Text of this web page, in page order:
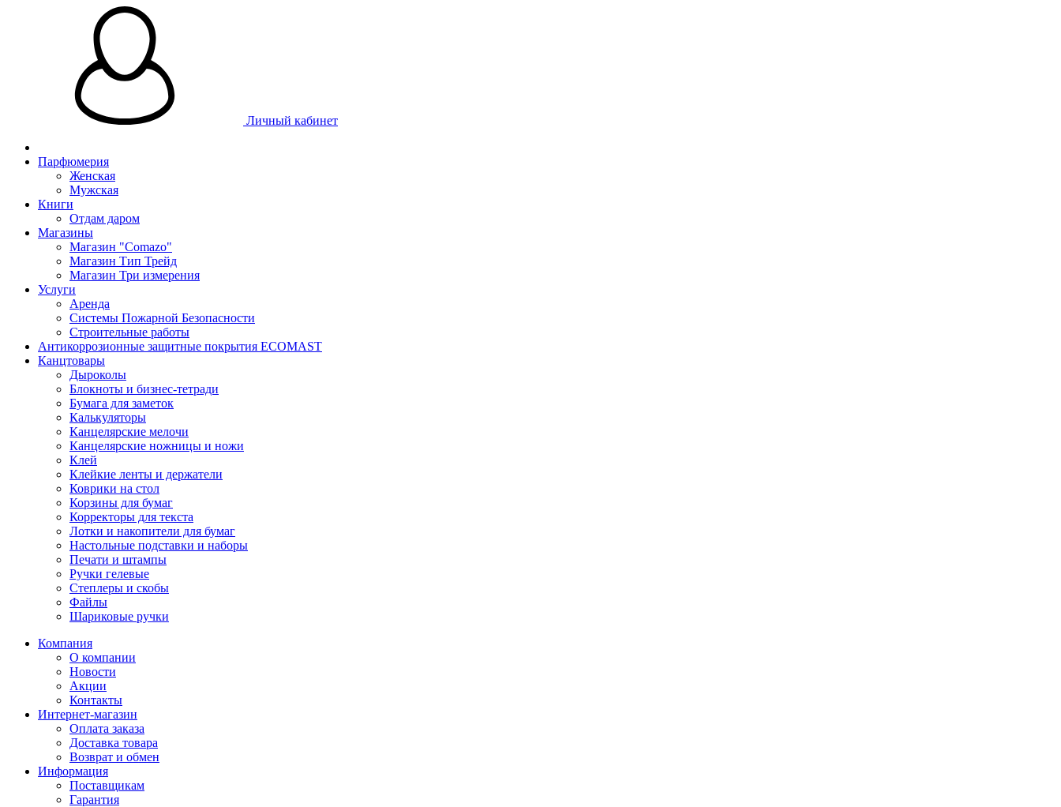
Личный кабинет
Парфюмерия
Женская
Мужская
Книги
Отдам даром
Магазины
Магазин "Comazo"
Магазин Тип Трейд
Магазин Три измерения
Услуги
Аренда
Системы Пожарной Безопасности
Строительные работы
Антикоррозионные защитные покрытия ECOMAST
Канцтовары
Дыроколы
Блокноты и бизнес-тетради
Бумага для заметок
Калькуляторы
Канцелярские мелочи
Канцелярские ножницы и ножи
Клей
Клейкие ленты и держатели
Коврики на стол
Корзины для бумаг
Корректоры для текста
Лотки и накопители для бумаг
Настольные подставки и наборы
Печати и штампы
Ручки гелевые
Степлеры и скобы
Файлы
Шариковые ручки
Компания
О компании
Новости
Акции
Контакты
Интернет-магазин
Оплата заказа
Доставка товара
Возврат и обмен
Информация
Поставщикам
Гарантия